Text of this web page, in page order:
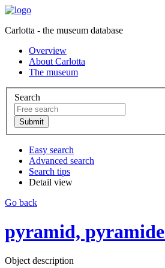
Carlotta - the museum database
Overview
About Carlotta
The museum
Search
Easy search
Advanced search
Search tips
Detail view
Go back
pyramid,
Object description